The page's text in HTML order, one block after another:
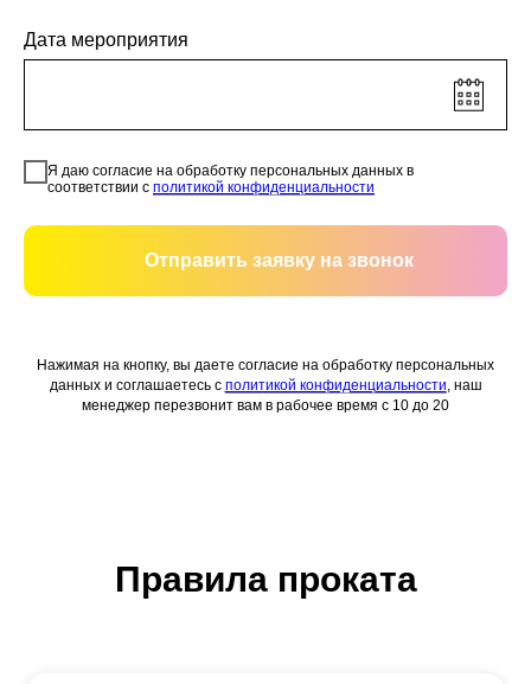
Дата мероприятия
Я даю согласие на обработку персональных данных в
соответствии с политикой конфиденциальности
Отправить заявку на звонок
Нажимая на кнопку, вы даете согласие на обработку персональных
данных и соглашаетесь c политикой конфиденциальности, наш
менеджер перезвонит вам в рабочее время с 10 до 20
Правила проката